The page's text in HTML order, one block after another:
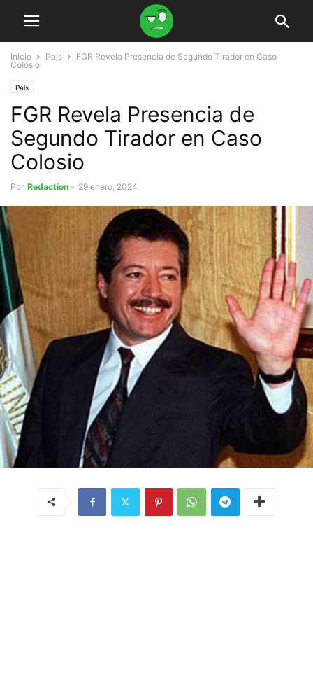
Inicio País
FGR Revela Presencia de Segundo Tirador en Caso
Colosio
País
FGR Revela Presencia de
Segundo Tirador en Caso
Colosio
Por Redaction - 29 enero, 2024